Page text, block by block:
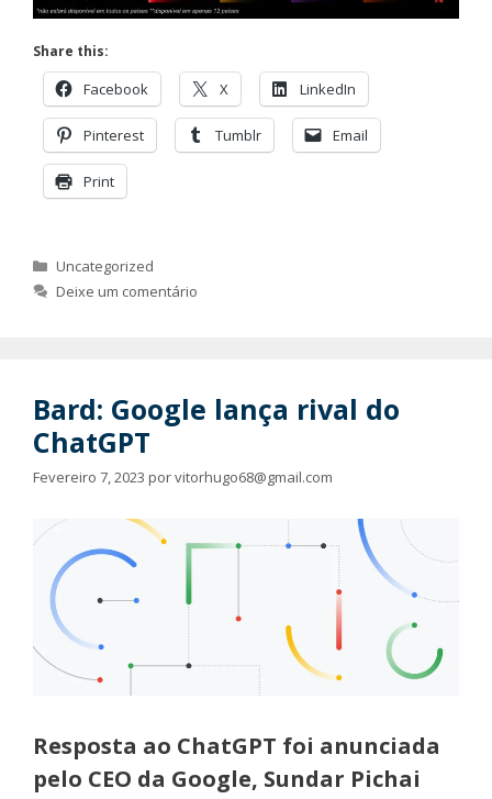
Share this:
Facebook X LinkedIn
Pinterest Tumblr Email
Print
Categorias
Uncategorized
Deixe um comentário
Bard: Google lança rival do
ChatGPT
Fevereiro 7, 2023 porvitorhugo68@gmail.com
Resposta ao ChatGPT foi anunciada
pelo CEO da Google, Sundar Pichai